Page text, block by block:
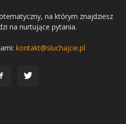
na którym znajdziesz
na nurtujące pytania.
kontakt@sluchajcie.pl